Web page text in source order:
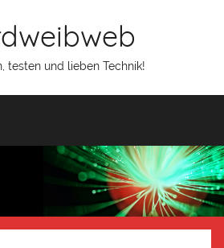
testen und lieben Technik!